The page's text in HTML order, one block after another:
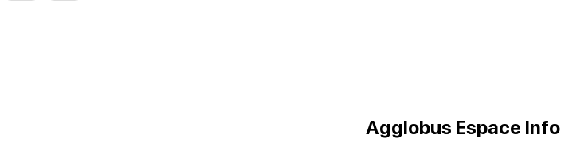
Agglobus Espace Info